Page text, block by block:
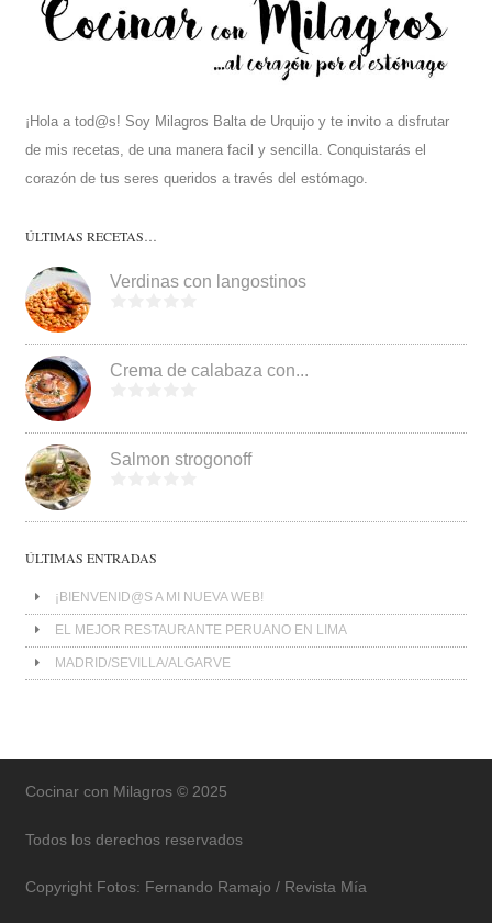
¡Hola a tod@s! Soy Milagros Balta de Urquijo y te invito a disfrutar
de mis recetas, de una manera facil y sencilla. Conquistarás el
corazón de tus seres queridos a través del estómago.
ÚLTIMAS RECETAS…
Verdinas con langostinos
Crema de calabaza con...
Salmon strogonoff
ÚLTIMAS ENTRADAS
¡BIENVENID@S A MI NUEVA WEB!
EL MEJOR RESTAURANTE PERUANO EN LIMA
MADRID/SEVILLA/ALGARVE
Cocinar con Milagros © 2025
Todos los derechos reservados
Copyright Fotos: Fernando Ramajo / Revista Mía